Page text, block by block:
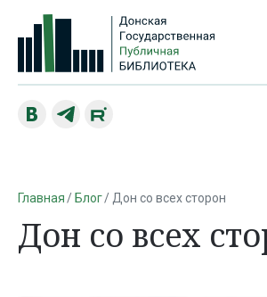
Главная Блог Дон со всех сторон
Дон со всех